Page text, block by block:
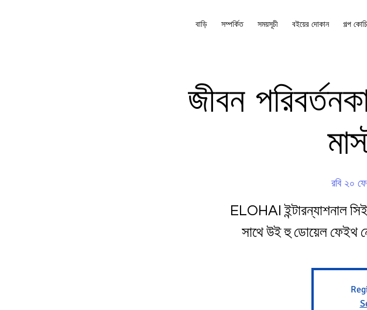
বাড়ি সম্পর্কিত সময়সূচী বইয়ের দোকান গল্প
জীবন
রবি ২০
ELOHAI ইন্টারন্যাশনাল
সাথে উই হু ডোয়েল ফেইথ